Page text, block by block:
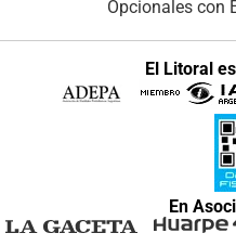
Opcionales con
El Litoral
En